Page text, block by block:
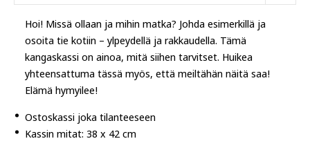
Hoi! Missä ollaan ja mihin matka? Johda esimerkillä ja
osoita tie kotiin – ylpeydellä ja rakkaudella. Tämä
kangaskassi on ainoa, mitä siihen tarvitset. Huikea
yhteensattuma tässä myös, että meiltähän näitä saa!
Elämä hymyilee!
Ostoskassi joka tilanteeseen
Kassin mitat: 38 x 42 cm